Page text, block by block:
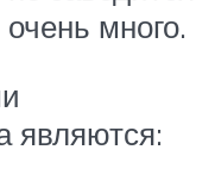
много.
являются: